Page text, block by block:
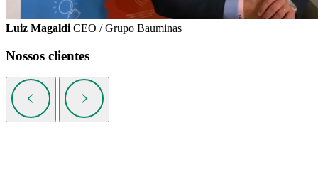
Luiz Magaldi CEO / Grupo Bauminas
Nossos clientes